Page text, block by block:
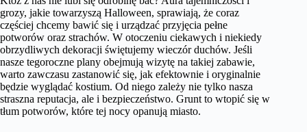
grozy, jakie towarzyszą Halloween, sprawiają, że coraz
częściej chcemy bawić się i urządzać przyjęcia pełne
potworów oraz strachów. W otoczeniu ciekawych i niekiedy
obrzydliwych dekoracji świętujemy wieczór duchów. Jeśli
nasze tegoroczne plany obejmują wizytę na takiej zabawie,
warto zawczasu zastanowić się, jak efektownie i oryginalnie
będzie wyglądać kostium. Od niego zależy nie tylko nasza
straszna reputacja, ale i bezpieczeństwo. Grunt to wtopić się w
tłum potworów, które tej nocy opanują miasto.